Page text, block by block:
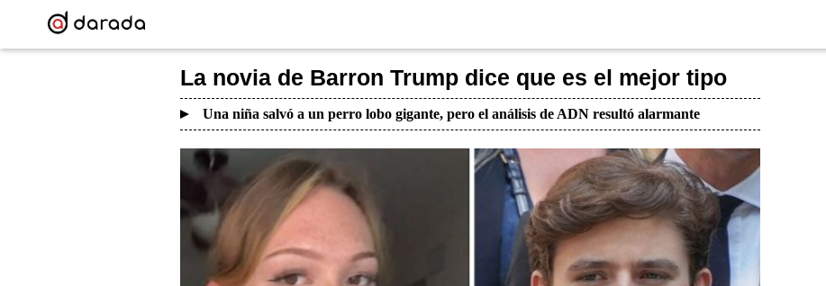
La novia de Barron Trump dice que es el mejor tipo
Una niña salvó a un perro lobo gigante, pero el análisis de ADN resultó alarmante